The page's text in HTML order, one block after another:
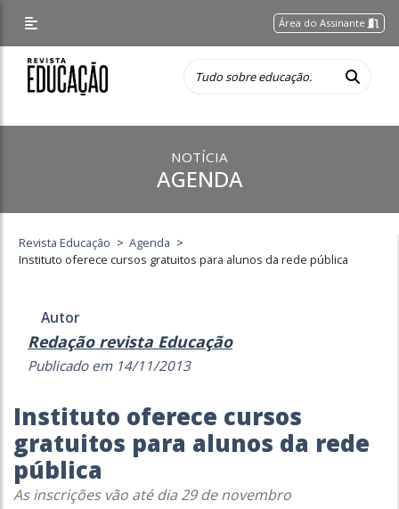
Área do Assinante
NOTÍCIA
AGENDA
Revista Educação > Agenda >
Instituto oferece cursos gratuitos para alunos da rede pública
Autor
Redação revista Educação
Publicado em 14/11/2013
Instituto oferece cursos
gratuitos para alunos da rede
pública
As inscrições vão até dia 29 de novembro